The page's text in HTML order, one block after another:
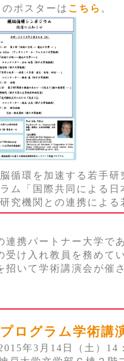
のポスターは こちら 。
循環を加速する若手
ム「国際共同による
究機関との連携による
携パートナー大学で
受け入れ教員を務めて
招いて学術講演会が催
ログラム学術講
年3月14日（土）14